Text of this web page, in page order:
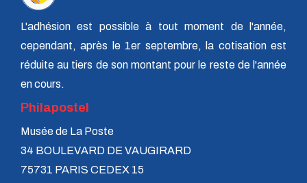
L'adhésion est possible à tout moment de l'année,
cependant, après le 1er septembre, la cotisation est
réduite au tiers de son montant pour le reste de l'année
en cours.
Philapostel
Musée de La Poste
34 BOULEVARD DE VAUGIRARD
75731 PARIS CEDEX 15